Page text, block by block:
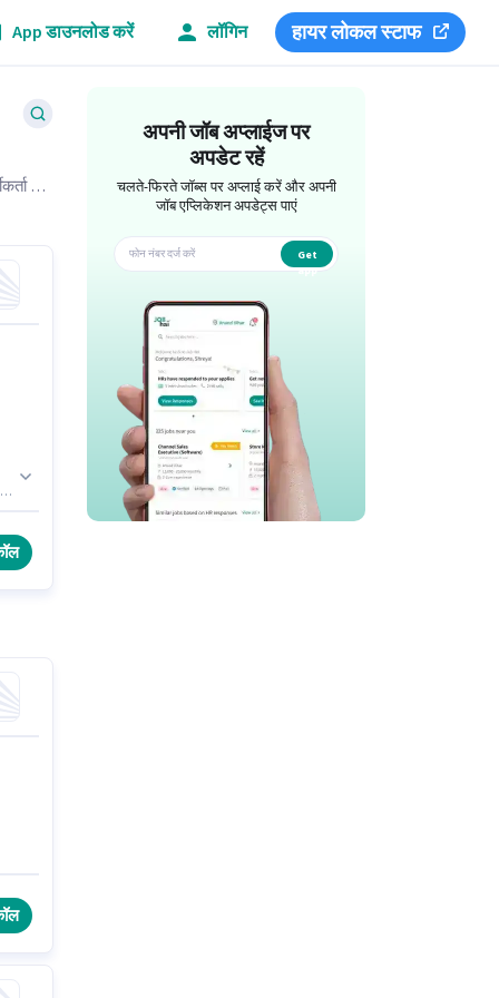
App डाउनलोड करें लॉगिन हायर लोकल स्टाफ
के
अपनी जॉब अप्लाईज पर
अपडेट रहें
चलते-फिरते जॉब्स पर अप्लाई करें और अपनी
जॉब एप्लिकेशन अपडेट्स पाएं
Get
app